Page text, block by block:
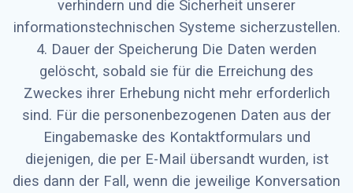
verhindern und die Sicherheit unserer
informationstechnischen Systeme sicherzustellen.
4. Dauer der Speicherung Die Daten werden
gelöscht, sobald sie für die Erreichung des
Zweckes ihrer Erhebung nicht mehr erforderlich
sind. Für die personenbezogenen Daten aus der
Eingabemaske des Kontaktformulars und
diejenigen, die per E-Mail übersandt wurden, ist
dies dann der Fall, wenn die jeweilige Konversation